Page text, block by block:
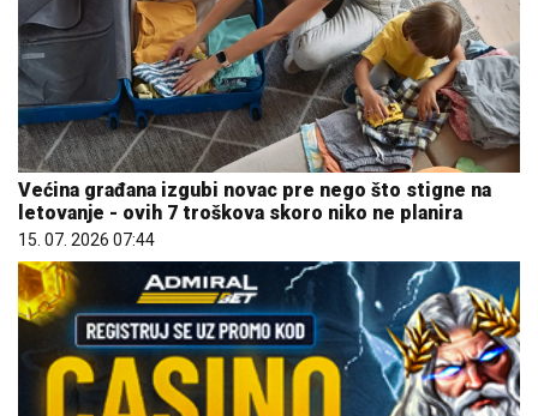
Većina građana izgubi novac pre nego što stigne na
letovanje - ovih 7 troškova skoro niko ne planira
15. 07. 2026 07:44